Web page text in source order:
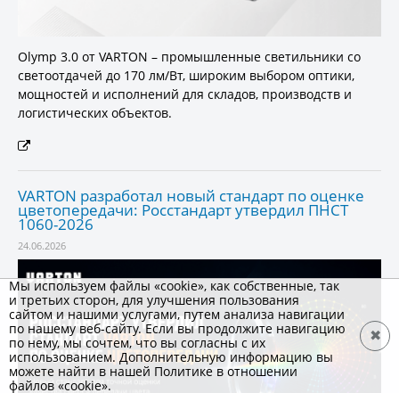
Olymp 3.0 от VARTON – промышленные светильники со
светоотдачей до 170 лм/Вт, широким выбором оптики,
мощностей и исполнений для складов, производств и
логистических объектов.
VARTON разработал новый стандарт по оценке
цветопередачи: Росстандарт утвердил ПНСТ
1060-2026
24.06.2026
Мы используем файлы «cookie», как собственные, так
и третьих сторон, для улучшения пользования
сайтом и нашими услугами, путем анализа навигации
по нашему веб-сайту. Если вы продолжите навигацию
по нему, мы сочтем, что вы согласны с их
использованием. Дополнительную информацию вы
можете найти в нашей Политике в отношении
файлов «cookie».
✖